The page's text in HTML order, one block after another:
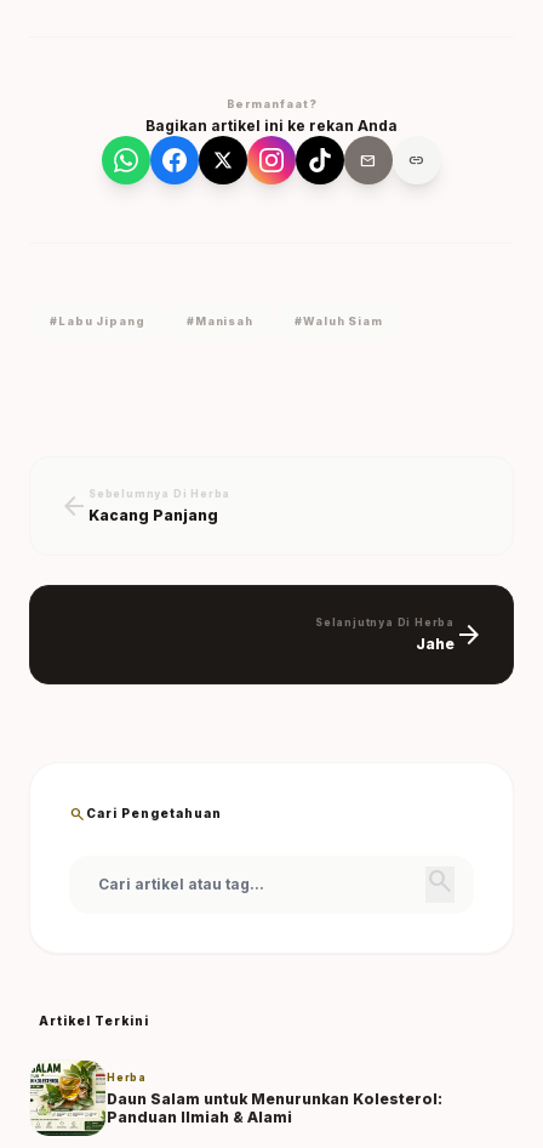
Bermanfaat?
Bagikan artikel ini ke rekan Anda
mail link
#Labu Jipang #manisah #waluh Siam
arrow_back Sebelumnya Di Herba
Kacang Panjang
Selanjutnya Di Herba
Jahe arrow_forward
search Cari Pengetahuan
search
Artikel Terkini
Herba
Daun Salam untuk Menurunkan Kolesterol:
Panduan Ilmiah & Alami